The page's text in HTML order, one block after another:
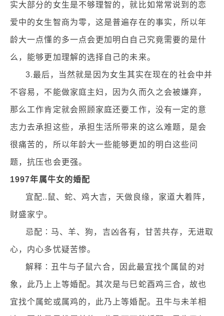
实大部分的女生是不够理智的，就比如常常说到的恋
爱中的女生智商为零，这是普遍存在的事实，所以年
龄大一点懂的多一点会更加明白自己究竟需要的是什
么，能够更加理解的选择自己的未来。
3.最后，当然就是因为女生其实在现在的社会中并
不容易，不能做家庭主妇，因为久而久之会被嫌弃，
那么工作肯定就会照顾家庭还要工作，没有一定的意
志力去承担这些，承担生活所带来的这么难题，是会
很痛苦的，所以年龄大一些能够更加的明白这些问
题，抗压也会更强。
1997年属牛女的婚配
宜配..鼠、蛇、鸡大吉，天做良缘，家道大着阵，
财盛家宁。
忌配∶马、羊、狗，吉凶各有，甘苦共存，无进取
心，内心多忧疑苦惨。
解释∶丑牛与子鼠六合，因此最宜找个属鼠的对
象，此乃上上等婚配。其次是与巳蛇酉鸡三合，故也
宜找个属蛇或属鸡的，此乃上等婚配。丑牛与未羊相